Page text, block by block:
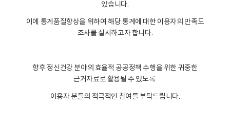
있습니다.
이에 통계품질향상을 위하여 해당 통계에 대한 이용자의 만족도
조사를 실시하고자 합니다.
향후 정신건강 분야의 효율적 공공정책 수행을 위한 귀중한
근거자료로 활용될 수 있도록
이용자 분들의 적극적인 참여를 부탁드립니다.